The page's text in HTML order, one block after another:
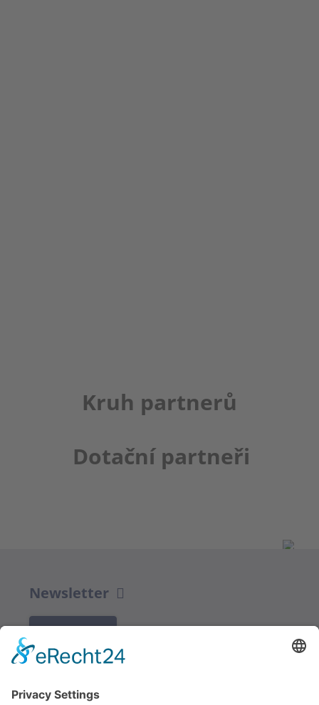
Kruh partnerů
Dotační partneři
Newsletter
Redakce bbkult.net